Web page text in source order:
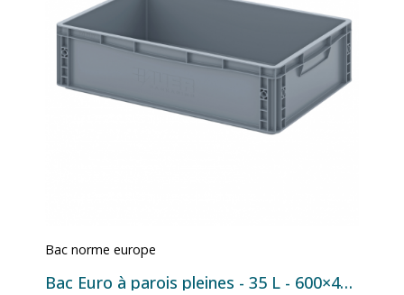
Bac norme europe
Bac Euro à parois pleines - 35 L - 600×400×170 mm